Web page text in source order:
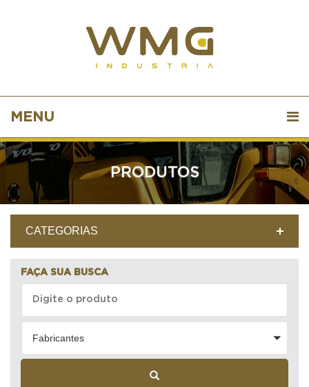
MENU
PRODUTOS
CATEGORIAS
FAÇA SUA BUSCA
Fabricantes